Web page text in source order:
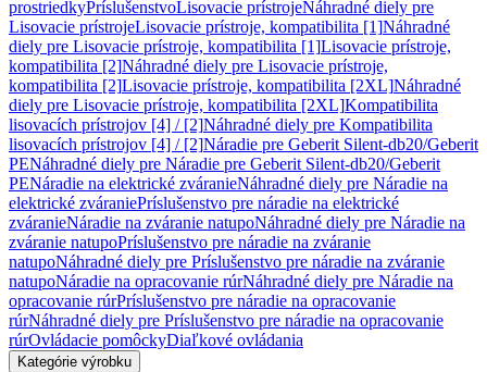
prostriedkyPríslušenstvoLisovacie prístrojeNáhradné diely pre
Lisovacie prístrojeLisovacie prístroje, kompatibilita [1]Náhradné
diely pre Lisovacie prístroje, kompatibilita [1]Lisovacie prístroje,
kompatibilita [2]Náhradné diely pre Lisovacie prístroje,
kompatibilita [2]Lisovacie prístroje, kompatibilita [2XL]Náhradné
diely pre Lisovacie prístroje, kompatibilita [2XL]Kompatibilita
lisovacích prístrojov [4] / [2]Náhradné diely pre Kompatibilita
lisovacích prístrojov [4] / [2]Náradie pre Geberit Silent-db20/Geberit
PENáhradné diely pre Náradie pre Geberit Silent-db20/Geberit
PENáradie na elektrické zváranieNáhradné diely pre Náradie na
elektrické zváraniePríslušenstvo pre náradie na elektrické
zváranieNáradie na zváranie natupoNáhradné diely pre Náradie na
zváranie natupoPríslušenstvo pre náradie na zváranie
natupoNáhradné diely pre Príslušenstvo pre náradie na zváranie
natupoNáradie na opracovanie rúrNáhradné diely pre Náradie na
opracovanie rúrPríslušenstvo pre náradie na opracovanie
rúrNáhradné diely pre Príslušenstvo pre náradie na opracovanie
rúrOvládacie pomôckyDiaľkové ovládania
Kategórie výrobku